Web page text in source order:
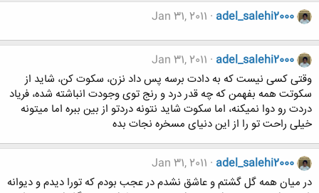
adel_salehi2000
Jan 31, 2011
adel_salehi2000
Jan 31, 2011
وقتی کسی نیست که به دادت برسه پس داد نزن، سکوت کن، شاید از
سکوتت همه بفهمن که چه قدر درد و رنج توی وجودت انباشته شده، فریاد
دردت رو دوا نمیکنه، اما سکوت شاید نتونه دردتو از بین ببره اما میتونه
خیلی راحت تو را از این دنیای مسخره نجات بده
adel_salehi2000
Jan 31, 2011
در میان همه گل گشتم و عاشق نشدم در عجب بودم که تورا دیدم و دیوانه